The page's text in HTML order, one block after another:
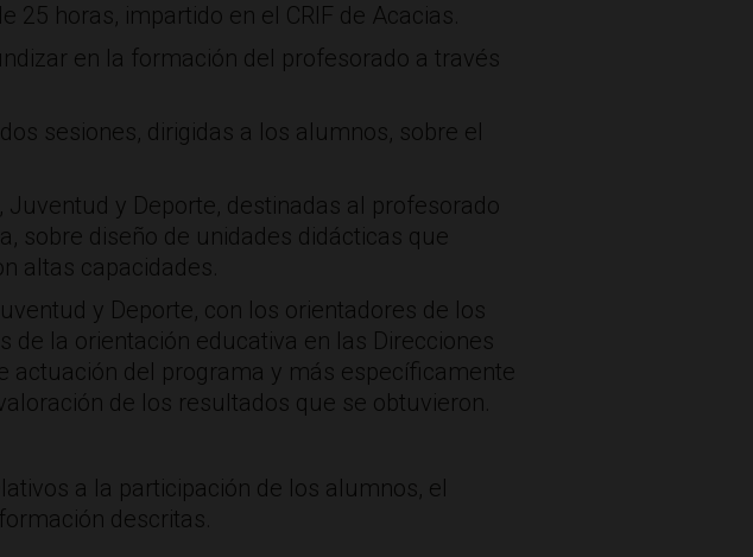
horas, impartido en el CRIF de Acacias.
en la formación del profesorado a través
sesiones, dirigidas a los alumnos, sobre el
Juventud y Deporte, destinadas al profesorado
sobre diseño de unidades didácticas que
altas capacidades.
y Deporte, con los orientadores de los
la orientación educativa en las Direcciones
actuación del programa y más específicamente
de los resultados que se obtuvieron.
a la participación de los alumnos, el
descritas.